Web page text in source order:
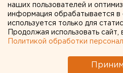
российскую
наших пользователей и
информация обрабатывается в
используется только для
Продолжая использовать
Политикой обработки